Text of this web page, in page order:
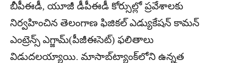
బీపీఈడీ, యూజీ డీపీఈడీ కోర్సుల్లో ప్రవేశాలకు
నిర్వహించిన తెలంగాణ ఫిజికల్‌ ఎడ్యుకేషన్‌ కామన్‌
ఎంట్రెన్స్‌ ఎగ్జామ్‌(పీజీఈసెట్‌) ఫలితాలు
విడుదలయ్యాయి. మాసాబ్‌ట్యాంక్‌లోని ఉన్నత